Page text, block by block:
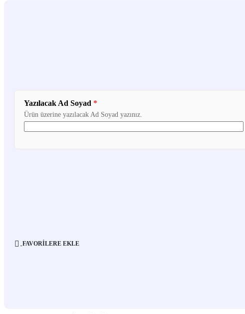
Yazılacak Ad Soyad *
Ürün üzerine yazılacak Ad Soyad yazınız.
FAVORILERE EKLE